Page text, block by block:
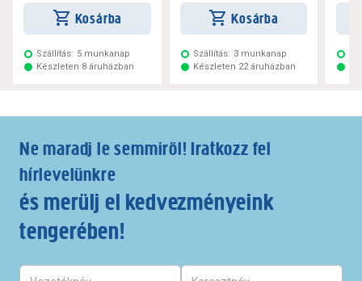
Kosárba
Szállítás: 5 munkanap
Készleten 8 áruházban
Kosárba
Szállítás: 3 munkanap
Készleten 22 áruházban
Ne maradj le semmiről! Iratkozz fel
hírlevelünkre
és merülj el kedvezményeink
tengerében!